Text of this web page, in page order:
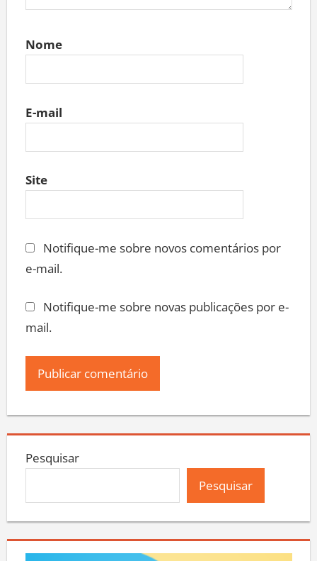
Nome
E-mail
Site
Notifique-me sobre novos comentários por
e-mail.
Notifique-me sobre novas publicações por e-
mail.
Pesquisar
Pesquisar